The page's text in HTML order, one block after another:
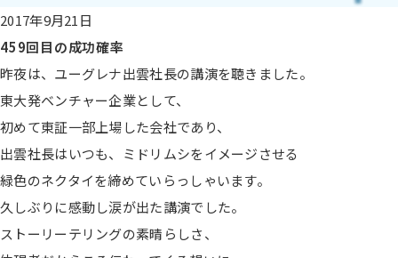
2017年9月21日
459回目の成功確率
昨夜は、ユーグレナ出雲社長の講演を聴きました。
東大発ベンチャー企業として、
初めて東証一部上場した会社であり、
出雲社長はいつも、ミドリムシをイメージさせる
緑色のネクタイを締めていらっしゃいます。
久しぶりに感動し涙が出た講演でした。
ストーリーテリングの素晴らしさ、